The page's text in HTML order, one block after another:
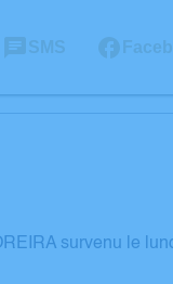
SMS
survenu le